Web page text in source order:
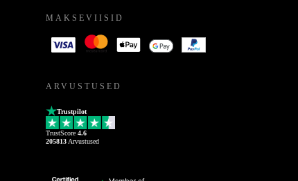
MAKSEVIISID
ARVUSTUSED
Trustpilot
TrustScore 4.6
205813 Arvustused